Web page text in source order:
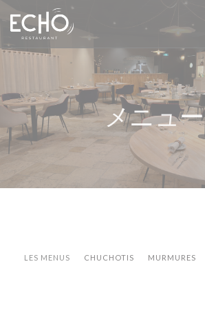
クッキー利用の管理について
メニュー
LES MENUS CHUCHOTIS MURMURES